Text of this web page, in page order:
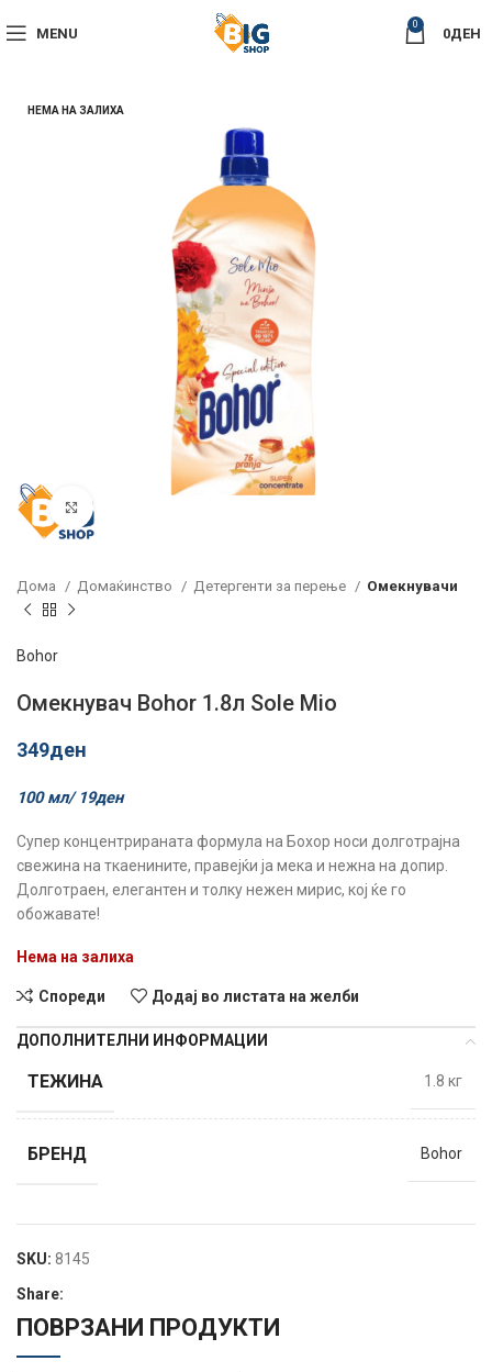
MENU
0
0ДЕН
НЕМА НА ЗАЛИХА
Click to enlarge
Дома Домаќинство Детергенти за перење Омекнувачи
Bohor
Омекнувач Bohor 1.8л Sole Mio
349ден
100 мл/ 19ден
Супер концентрираната формула на Бохор носи долготрајна
свежина на ткаенините, правејќи ја мека и нежна на допир.
Долготраен, елегантен и толку нежен мирис, кој ќе го
обожавате!
Нема на залиха
Спореди Додај во листата на желби
ДОПОЛНИТЕЛНИ ИНФОРМАЦИИ
ТЕЖИНА 1.8 кг
БРЕНД Bohor
SKU: 8145
Share:
ПОВРЗАНИ ПРОДУКТИ